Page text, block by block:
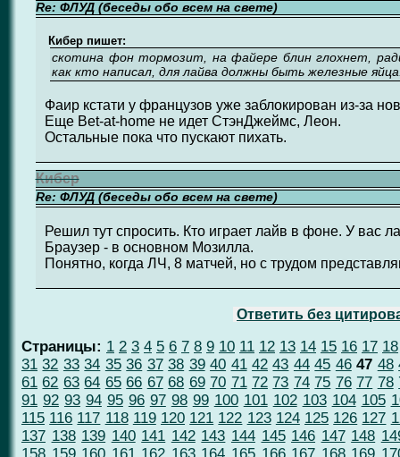
Re: ФЛУД (беседы обо всем на свете)
Кибер пишет:
скотина фон тормозит, на файере блин глохнет,
как кто написал, для лайва должны быть железные
Фаир кстати у французов уже заблокирован из-за
Еще Bet-at-home не идет СтэнДжеймс, Леон.
Остальные пока что пускают пихать.
Кибер
Re: ФЛУД (беседы обо всем на свете)
Решил тут спросить. Кто играет лайв в фоне. У вас
Браузер - в основном Мозилла.
Понятно, когда ЛЧ, 8 матчей, но с трудом
Ответить без
Страницы: 1 2 3 4 5 6 7 8 9 10 11 12 13 14 15 16 17 18
31 32 33 34 35 36 37 38 39 40 41 42 43 44 45 46 47 48
61 62 63 64 65 66 67 68 69 70 71 72 73 74 75 76 77 78
91 92 93 94 95 96 97 98 99 100 101 102 103 104 105
115 116 117 118 119 120 121 122 123 124 125 126 127
137 138 139 140 141 142 143 144 145 146 147 148